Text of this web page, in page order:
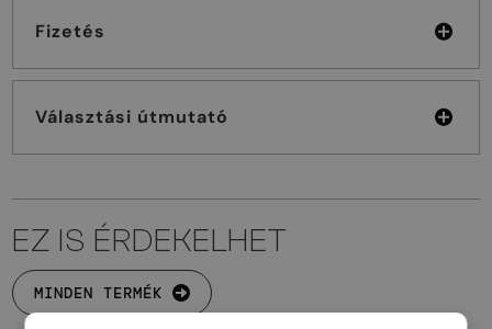
Fizetés
Választási útmutató
EZ IS ÉRDEKELHET
MINDEN TERMÉK